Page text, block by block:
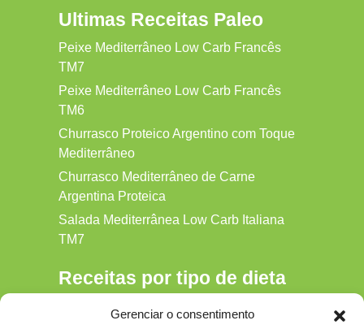
Gerenciar o consentimento
Ultimas Receitas Paleo
Peixe Mediterrâneo Low Carb Francês
TM7
Peixe Mediterrâneo Low Carb Francês
TM6
Churrasco Proteico Argentino com Toque
Mediterrâneo
Churrasco Mediterrâneo de Carne
Argentina Proteica
Salada Mediterrânea Low Carb Italiana
TM7
Receitas por tipo de dieta